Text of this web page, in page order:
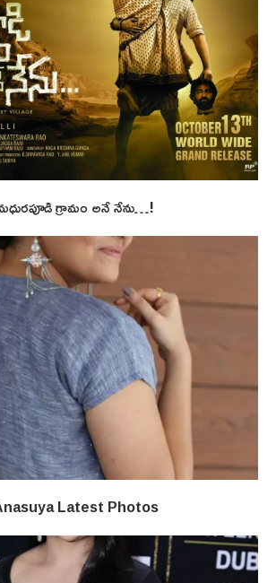
గ్రామం అనే నేను…!
Latest Photos